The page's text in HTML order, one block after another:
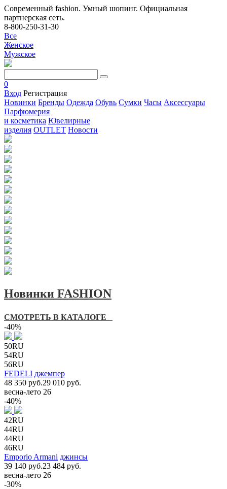
Современный fashion. Умный шопинг. Официальная
партнерская сеть.
8-800-250-31-30
Все
Женское
Мужское
0
Вход Регистрация
Новинки Бренды Одежда Обувь Сумки Часы Аксессуары
Парфюмерия
и косметика Ювелирные
изделия OUTLET Новости
Новинки FASHION
СМОТРЕТЬ В КАТАЛОГЕ
-40%
50RU
54RU
56RU
FEDELI джемпер
48 350 руб.29 010 руб.
весна-лето 26
-40%
42RU
44RU
44RU
46RU
Emporio Armani джинсы
39 140 руб.23 484 руб.
весна-лето 26
-30%